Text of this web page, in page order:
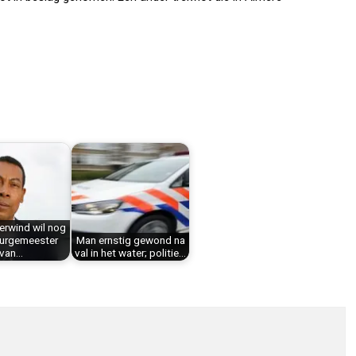
wil nog
van…
Man ernstig gewond na
val in het water; politie…